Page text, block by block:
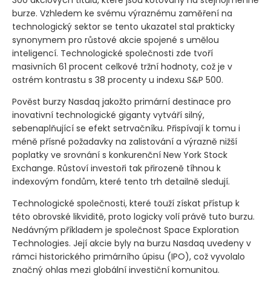
burze. Vzhledem ke svému výraznému zaměření na
technologický sektor se tento ukazatel stal prakticky
synonymem pro růstové akcie spojené s umělou
inteligencí. Technologické společnosti zde tvoří
masivních 61 procent celkové tržní hodnoty, což je v
ostrém kontrastu s 38 procenty u indexu S&P 500.
Pověst burzy Nasdaq jakožto primární destinace pro
inovativní technologické giganty vytváří silný,
sebenaplňující se efekt setrvačníku. Přispívají k tomu i
méně přísné požadavky na zalistování a výrazně nižší
poplatky ve srovnání s konkurenční New York Stock
Exchange. Růstoví investoři tak přirozeně tíhnou k
indexovým fondům, které tento trh detailně sledují.
Technologické společnosti, které touží získat přístup k
této obrovské likviditě, proto logicky volí právě tuto burzu.
Nedávným příkladem je společnost Space Exploration
Technologies. Její akcie byly na burzu Nasdaq uvedeny v
rámci historického primárního úpisu (IPO), což vyvolalo
značný ohlas mezi globální investiční komunitou.